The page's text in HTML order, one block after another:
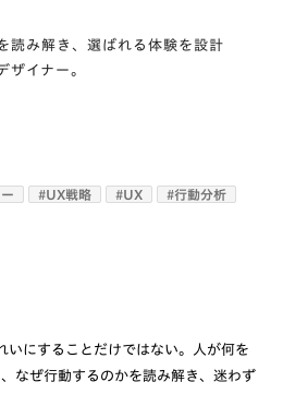
読み解き、選ばれる体験を設計
ザイナー。
# UX戦略 # UX #行動分析
いにすることだけではない。人が何を
なぜ行動するのかを読み解き、迷わず